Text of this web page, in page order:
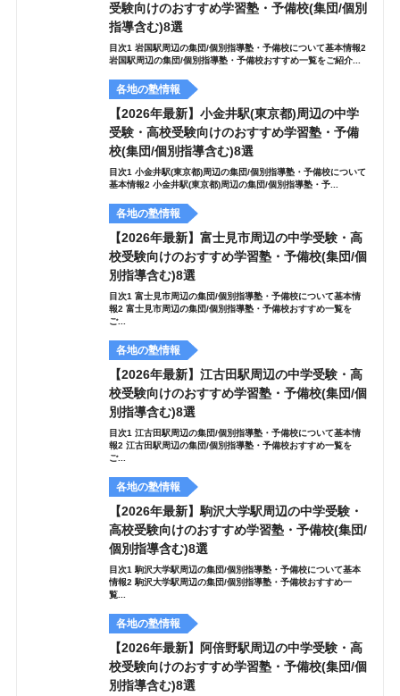
受験向けのおすすめ学習塾・予備校(集団/個別
指導含む)8選
目次1 岩国駅周辺の集団/個別指導塾・予備校について基本情報2
岩国駅周辺の集団/個別指導塾・予備校おすすめ一覧をご紹介...
各地の塾情報
【2026年最新】小金井駅(東京都)周辺の中学
受験・高校受験向けのおすすめ学習塾・予備
校(集団/個別指導含む)8選
目次1 小金井駅(東京都)周辺の集団/個別指導塾・予備校について
基本情報2 小金井駅(東京都)周辺の集団/個別指導塾・予...
各地の塾情報
【2026年最新】富士見市周辺の中学受験・高
校受験向けのおすすめ学習塾・予備校(集団/個
別指導含む)8選
目次1 富士見市周辺の集団/個別指導塾・予備校について基本情
報2 富士見市周辺の集団/個別指導塾・予備校おすすめ一覧を
ご...
各地の塾情報
【2026年最新】江古田駅周辺の中学受験・高
校受験向けのおすすめ学習塾・予備校(集団/個
別指導含む)8選
目次1 江古田駅周辺の集団/個別指導塾・予備校について基本情
報2 江古田駅周辺の集団/個別指導塾・予備校おすすめ一覧を
ご...
各地の塾情報
【2026年最新】駒沢大学駅周辺の中学受験・
高校受験向けのおすすめ学習塾・予備校(集団/
個別指導含む)8選
目次1 駒沢大学駅周辺の集団/個別指導塾・予備校について基本
情報2 駒沢大学駅周辺の集団/個別指導塾・予備校おすすめ一
覧...
各地の塾情報
【2026年最新】阿倍野駅周辺の中学受験・高
校受験向けのおすすめ学習塾・予備校(集団/個
別指導含む)8選